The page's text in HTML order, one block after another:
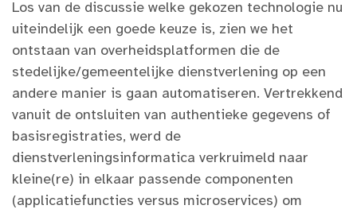
Los van de discussie welke gekozen technologie nu
uiteindelijk een goede keuze is, zien we het
ontstaan van overheidsplatformen die de
stedelijke/gemeentelijke dienstverlening op een
andere manier is gaan automatiseren. Vertrekkend
vanuit de ontsluiten van authentieke gegevens of
basisregistraties, werd de
dienstverleningsinformatica verkruimeld naar
kleine(re) in elkaar passende componenten
(applicatiefuncties versus microservices) om